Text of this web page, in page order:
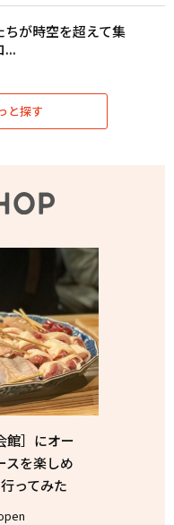
ちが時空を超えて集
...
と探す
館］にオー
スを楽しめ
ってみた